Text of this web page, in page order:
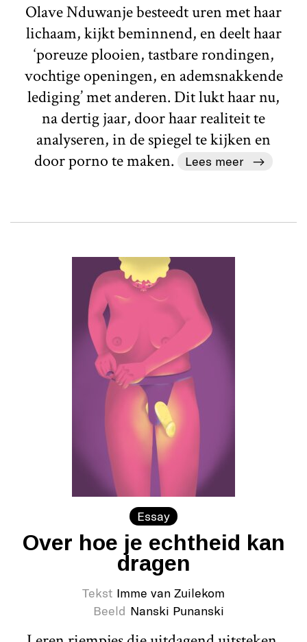
Olave Nduwanje besteedt uren met haar
lichaam, kijkt beminnend, en deelt haar
‘poreuze plooien, tastbare rondingen,
vochtige openingen, en ademsnakkende
lediging’ met anderen. Dit lukt haar nu,
na dertig jaar, door haar realiteit te
analyseren, in de spiegel te kijken en
door porno te maken.
Lees meer
Essay
Over hoe je echtheid kan
dragen
Tekst Imme van Zuilekom
Beeld Nanski Punanski